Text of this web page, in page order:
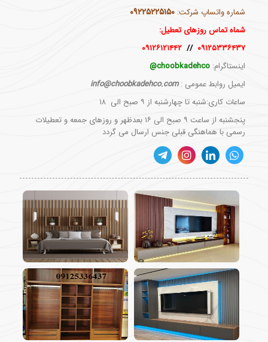
شماره واتساپ شرکت: ۰۹۲۲۵۲۲۵۱۵۰
شماه تماس روزهای تعطیل:
۰۹۱۲۵۳۳۶۴۳۷ //
اینستاگرام: choobkadehco@
ایمیل روابط عمومی : info@choobkadehco.com
ساعات کاری:شنبه تا چهارشنبه از ۹ صبح الی ۱۸
پنجشنبه از ساعت ۹ صبح الی ۱۶ بعدظهر و روزهای جمعه و تعطیلات
رسمی با هماهنگی قبلی جنس ارسال می گردد